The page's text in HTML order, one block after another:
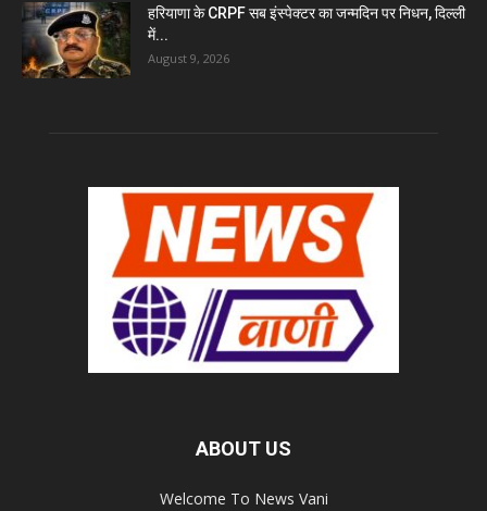
हरियाणा के CRPF सब इंस्पेक्टर का जन्मदिन पर निधन, दिल्ली
में...
August 9, 2026
ABOUT US
Welcome To News Vani